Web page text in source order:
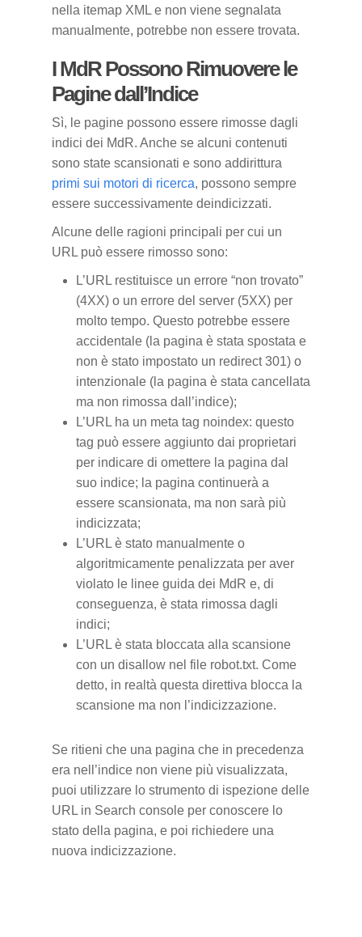
nella itemap XML e non viene segnalata
manualmente, potrebbe non essere trovata.
I MdR Possono Rimuovere le
Pagine dall’Indice
Sì, le pagine possono essere rimosse dagli
indici dei MdR. Anche se alcuni contenuti
sono state scansionati e sono addirittura
primi sui motori di ricerca, possono sempre
essere successivamente deindicizzati.
Alcune delle ragioni principali per cui un
URL può essere rimosso sono:
L’URL restituisce un errore “non trovato”
(4XX) o un errore del server (5XX) per
molto tempo. Questo potrebbe essere
accidentale (la pagina è stata spostata e
non è stato impostato un redirect 301) o
intenzionale (la pagina è stata cancellata
ma non rimossa dall’indice);
L’URL ha un meta tag noindex: questo
tag può essere aggiunto dai proprietari
per indicare di omettere la pagina dal
suo indice; la pagina continuerà a
essere scansionata, ma non sarà più
indicizzata;
L’URL è stato manualmente o
algoritmicamente penalizzata per aver
violato le linee guida dei MdR e, di
conseguenza, è stata rimossa dagli
indici;
L’URL è stata bloccata alla scansione
con un disallow nel file robot.txt. Come
detto, in realtà questa direttiva blocca la
scansione ma non l’indicizzazione.
Se ritieni che una pagina che in precedenza
era nell’indice non viene più visualizzata,
puoi utilizzare lo strumento di ispezione delle
URL in Search console per conoscere lo
stato della pagina, e poi richiedere una
nuova indicizzazione.